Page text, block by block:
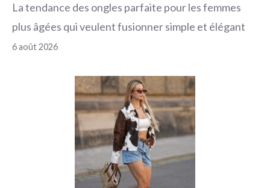
La tendance des ongles parfaite pour les femmes
plus âgées qui veulent fusionner simple et élégant
6 août 2026